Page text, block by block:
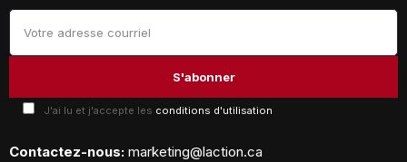
J'ai lu et j'accepte les conditions d'utilisation
Contactez-nous: marketing@laction.ca